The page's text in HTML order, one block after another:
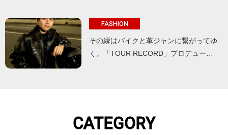
FASHION
その縁はバイクと革ジャンに繋がってゆ
く。「TOUR RECORD」プロデュー…
CATEGORY